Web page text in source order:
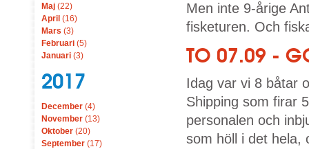
Maj (22)
April (16)
Mars (3)
Februari (5)
Januari (3)
2017
December (4)
November (13)
Oktober (20)
September (17)
Men inte 9-årige
fisketuren. Och
TO 07.09 -
Idag var vi 8 båtar
Shipping som firar
personalen och
som höll i det hela,